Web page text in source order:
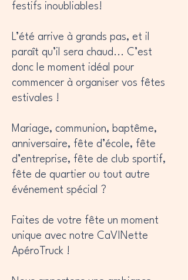
festifs inoubliables!
L’été arrive à grands pas, et il
paraît qu’il sera chaud... C’est
donc le moment idéal pour
commencer à organiser vos fêtes
estivales !
Mariage, communion, baptême,
anniversaire, fête d’école, fête
d’entreprise, fête de club sportif,
fête de quartier ou tout autre
événement spécial ?
Faites de votre fête un moment
unique avec notre CaVINette
ApéroTruck !